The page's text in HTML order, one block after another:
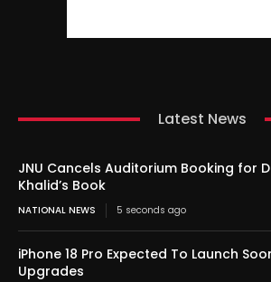
Latest News
JNU Cancels Auditorium Booking for
Khalid’s Book
NATIONAL NEWS 5 seconds ago
iPhone 18 Pro Expected To Launch
Upgrades